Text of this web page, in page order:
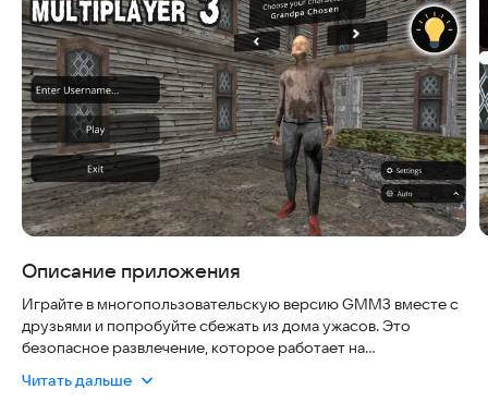
Описание приложения
Играйте в многопользовательскую версию GMM3 вместе с
друзьями и попробуйте сбежать из дома ужасов. Это
безопасное развлечение, которое работает на
В первой версии вы сможете исследовать комнаты в доме
Читать дальше